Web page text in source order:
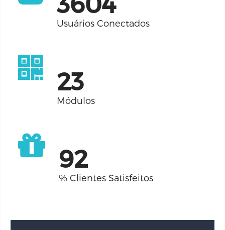
Usuários Conectados
27
Módulos
98
% Clientes Satisfeitos